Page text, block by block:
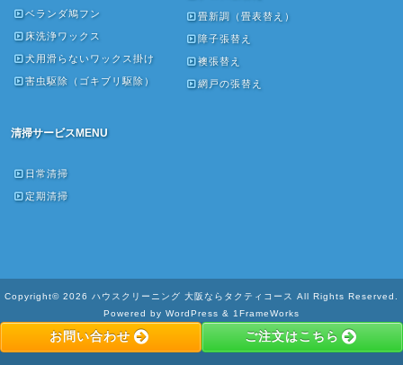
ベランダ鳩フン
床洗浄ワックス
犬用滑らないワックス掛け
害虫駆除（ゴキブリ駆除）
畳新調（畳表替え）
障子張替え
襖張替え
網戸の張替え
清掃サービスMENU
日常清掃
定期清掃
Copyright© 2026 ハウスクリーニング 大阪ならタクティコース All Rights Reserved.
Powered by WordPress & 1FrameWorks
お問い合わせ ご注文はこちら